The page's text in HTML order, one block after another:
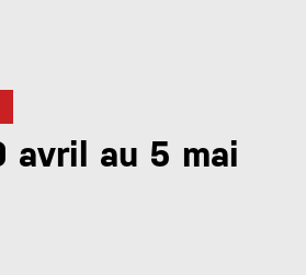
avril au 5 mai